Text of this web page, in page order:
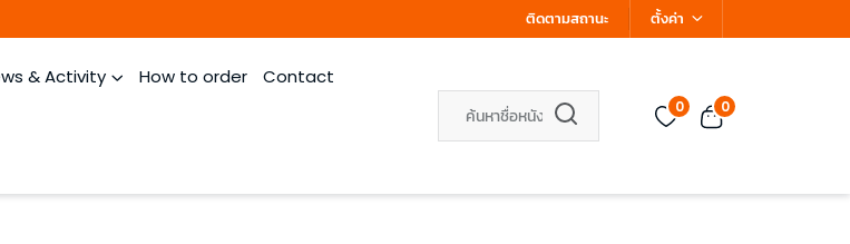
ติดตามสถานะ ตั้งค่า
& Activity How to order Contact
0 0